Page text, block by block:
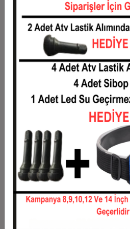
Taksit Taksit Tutarı
1
18.646,54 TL
9.323,27 TL
3
6.650,60 TL
5.081,18 TL
5
4.139,53 TL
6
3.511,76 TL
7
3.063,36 TL
8
9
2.465,49 TL
2.256,23 TL